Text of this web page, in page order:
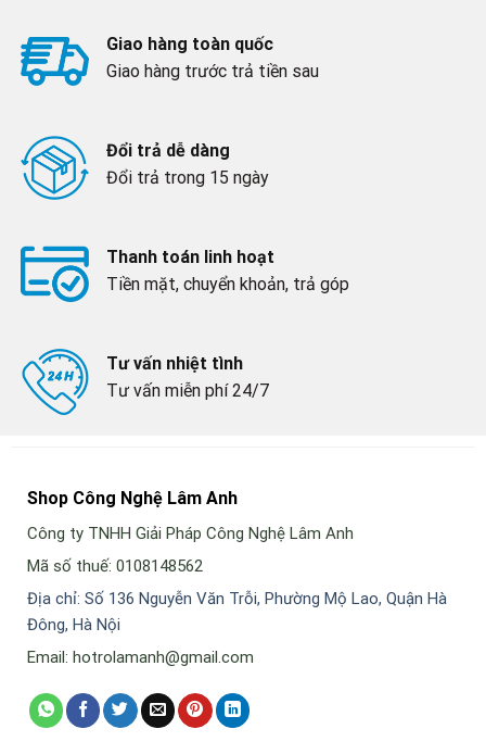
Giao hàng toàn quốc
Giao hàng trước trả tiền sau
Đổi trả dễ dàng
Đổi trả trong 15 ngày
Thanh toán linh hoạt
Tiền mặt, chuyển khoản, trả góp
Tư vấn nhiệt tình
Tư vấn miễn phí 24/7
Shop Công Nghệ Lâm Anh
Công ty TNHH Giải Pháp Công Nghệ Lâm Anh
Mã số thuế: 0108148562
Địa chỉ: Số 136 Nguyễn Văn Trỗi, Phường Mộ Lao, Quận Hà
Đông, Hà Nội
Email: hotrolamanh@gmail.com